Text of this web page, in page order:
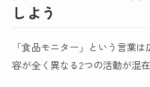
しよう
「食品モニター」という言葉
容が全く異なる2つの活動が混在